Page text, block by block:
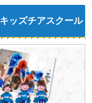
ッズチアスクール